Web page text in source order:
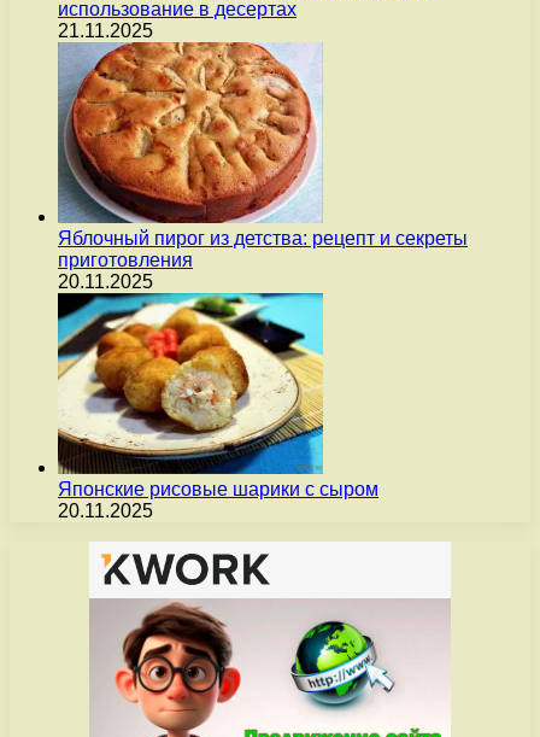
использование в десертах
21.11.2025
Яблочный пирог из детства: рецепт и секреты
приготовления
20.11.2025
Японские рисовые шарики с сыром
20.11.2025